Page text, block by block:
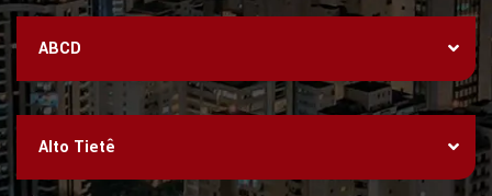
ABCD
Alto Tietê